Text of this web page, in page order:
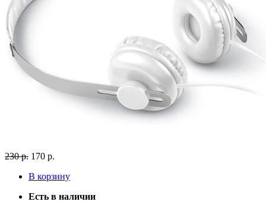
230 р. 170 р.
В корзину
Есть в наличии